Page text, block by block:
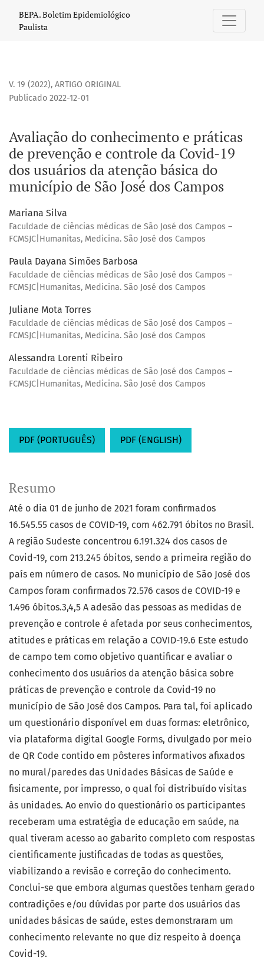
Avaliação do conhecimento e práticas de prevenção e
BEPA. Boletim Epidemiológico
Paulista
V. 19 (2022), ARTIGO ORIGINAL
Avaliação do conhecimento e práticas
de prevenção e controle da Covid-19
dos usuários da atenção básica do
município de São José dos Campos
Publicado 2022-12-01
Mariana Silva
Faculdade de ciências médicas de São José dos Campos –
FCMSJC|Humanitas, Medicina. São José dos Campos
Paula Dayana Simões Barbosa
Faculdade de ciências médicas de São José dos Campos –
FCMSJC|Humanitas, Medicina. São José dos Campos
Juliane Mota Torres
Faculdade de ciências médicas de São José dos Campos –
FCMSJC|Humanitas, Medicina. São José dos Campos
Alessandra Lorenti Ribeiro
Faculdade de ciências médicas de São José dos Campos –
FCMSJC|Humanitas, Medicina. São José dos Campos
PDF (PORTUGUÊS) PDF (ENGLISH)
Resumo
Até o dia 01 de junho de 2021 foram confirmados
16.545.55 casos de COVID-19, com 462.791 óbitos no Brasil.
A região Sudeste concentrou 6.191.324 dos casos de
Covid-19, com 213.245 óbitos, sendo a primeira região do
país em número de casos. No município de São José dos
Campos foram confirmados 72.576 casos de COVID-19 e
1.496 óbitos.3,4,5 A adesão das pessoas as medidas de
prevenção e controle é afetada por seus conhecimentos,
atitudes e práticas em relação a COVID-19.6 Este estudo
de campo tem como objetivo quantificar e avaliar o
conhecimento dos usuários da atenção básica sobre
práticas de prevenção e controle da Covid-19 no
município de São José dos Campos. Para tal, foi aplicado
um questionário disponível em duas formas: eletrônico,
via plataforma digital Google Forms, divulgado por meio
de QR Code contido em pôsteres informativos afixados
no mural/paredes das Unidades Básicas de Saúde e
fisicamente, por impresso, o qual foi distribuído visitas
às unidades. Ao envio do questionário os participantes
receberam uma estratégia de educação em saúde, na
qual tiveram acesso ao gabarito completo com respostas
cientificamente justificadas de todas as questões,
viabilizando a revisão e correção do conhecimento.
Conclui-se que embora algumas questões tenham gerado
contradições e/ou dúvidas por parte dos usuários das
unidades básicas de saúde, estes demonstraram um
conhecimento relevante no que diz respeito à doença
Covid-19.